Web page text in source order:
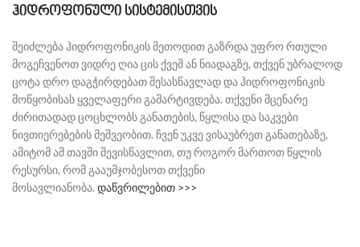
ჰიდროფონული სისტემისთვის
შეიძლება ჰიდროფონიკის მეთოდით გაზრდა უფრო რთული
მოგეჩვენოთ ვიდრე ღია ცის ქვეშ ან ნიადაგზე, თქვენ უბრალოდ
ცოტა დრო დაგჭირდებათ შესასწავლად და ჰიდროფონიკის
მოწყობისას ყველაფერი გამარტივდება. თქვენი მცენარე
ძირითადად ცოცხლობს განათების, წყლისა და საკვები
ნივთიერებების მეშვეობით. ჩვენ უკვე ვისაუბრეთ განათებაზე,
ამიტომ ამ თავში შევისწავლით, თუ როგორ მართოთ წყლის
რესურსი, რომ გააუმჯობესოთ თქვენი
მოსავლიანობა. დაწვრილებით >>>